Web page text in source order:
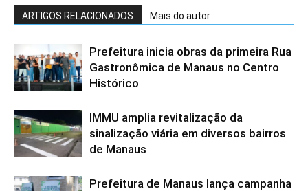
ARTIGOS RELACIONADOS Mais do autor
Prefeitura inicia obras da primeira Rua
Gastronômica de Manaus no Centro
Histórico
IMMU amplia revitalização da
sinalização viária em diversos bairros
de Manaus
Prefeitura de Manaus lança campanha